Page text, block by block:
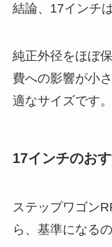
結論、17インチ
純正外径をほぼ
費への影響が小
適なサイズです。
17インチのお
ステップワゴン
ら、基準になる